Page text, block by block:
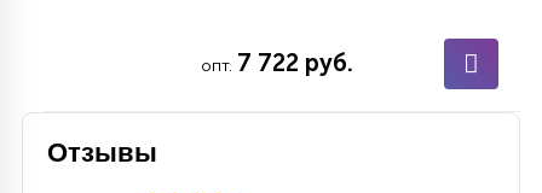
опт. 7 722 руб.
Отзывы